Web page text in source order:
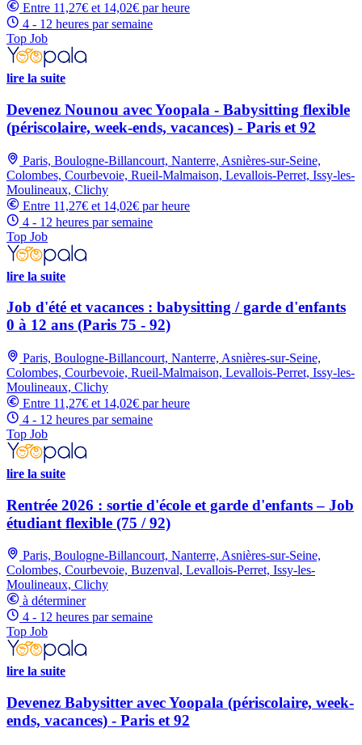
Entre 11,27€ et 14,02€ par heure
4 - 12 heures par semaine
Top Job
lire la suite
Devenez Nounou avec Yoopala - Babysitting flexible
(périscolaire, week-ends, vacances) - Paris et 92
Paris, Boulogne-Billancourt, Nanterre, Asnières-sur-Seine,
Colombes, Courbevoie, Rueil-Malmaison, Levallois-Perret, Issy-les-
Moulineaux, Clichy
Entre 11,27€ et 14,02€ par heure
4 - 12 heures par semaine
Top Job
lire la suite
Job d'été et vacances : babysitting / garde d'enfants
0 à 12 ans (Paris 75 - 92)
Paris, Boulogne-Billancourt, Nanterre, Asnières-sur-Seine,
Colombes, Courbevoie, Rueil-Malmaison, Levallois-Perret, Issy-les-
Moulineaux, Clichy
Entre 11,27€ et 14,02€ par heure
4 - 12 heures par semaine
Top Job
lire la suite
Rentrée 2026 : sortie d'école et garde d'enfants – Job
étudiant flexible (75 / 92)
Paris, Boulogne-Billancourt, Nanterre, Asnières-sur-Seine,
Colombes, Courbevoie, Buzenval, Levallois-Perret, Issy-les-
Moulineaux, Clichy
à déterminer
4 - 12 heures par semaine
Top Job
lire la suite
Devenez Babysitter avec Yoopala (périscolaire, week-
ends, vacances) - Paris et 92